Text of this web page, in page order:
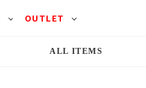
OUTLET
ALL ITEMS